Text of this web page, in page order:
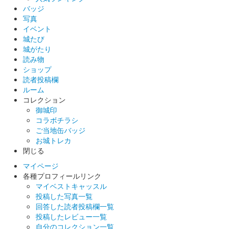
当初は300円、その後はもみじ版として400円で販売
八幡山城 御城印
当初は300円、その後は秋明菊版として400円で販売
八幡山城 記念御朱印
八幡山城 御城印
八幡山城 記念御朱印
バッジ
写真
イベント
城たび
城がたり
読み物
ショップ
読者投稿欄
ルーム
コレクション
御城印
コラボチラシ
ご当地缶バッジ
お城トレカ
閉じる
マイページ
各種プロフィールリンク
マイベストキャッスル
投稿した写真一覧
回答した読者投稿欄一覧
投稿したレビュー一覧
自分のコレクション一覧